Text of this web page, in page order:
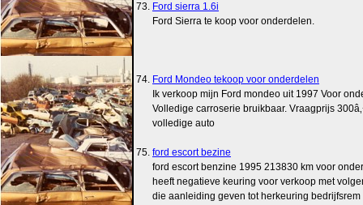
73. Ford sierra 1.6i
Ford Sierra te koop voor onderdelen.
74. Ford Mondeo tekoop voor onderdelen
Ik verkoop mijn Ford mondeo uit 1997 Voor
Volledige carroserie bruikbaar. Vraagprijs
volledige auto
75. ford escort bezine
ford escort benzine 1995 213830 km voor
heeft negatieve keuring voor verkoop met
die aanleiding geven tot herkeuring